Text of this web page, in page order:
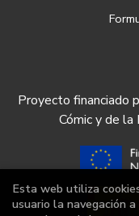
Proyecto financiado
Cómic y de
Esta web utiliza
usuario la navegación